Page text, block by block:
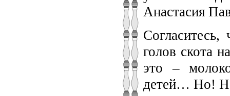
Анастасия
голов скота
это –
детей… Но! Не